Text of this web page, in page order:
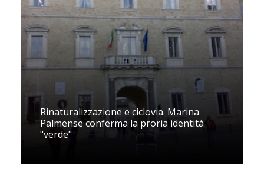
Rinaturalizzazione e ciclovia. Marina
Palmense conferma la proria identità
"verde"